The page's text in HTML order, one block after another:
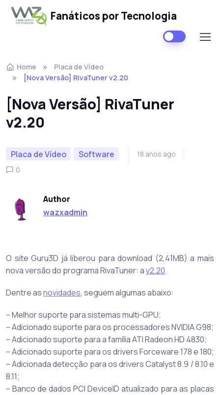
Fanáticos por Tecnologia
Home
Placa de Vídeo
[Nova Versão] RivaTuner v2.20
[Nova Versão] RivaTuner
v2.20
Placa de Vídeo Software
18 anos ago
0
Author
wazxadmin
O site Guru3D já liberou para download (2,41MB) a mais
nova versão do programa RivaTuner: av2.20.
Dentre asnovidades, seguem algumas abaixo:
– Melhor suporte para sistemas multi-GPU;
– Adicionado suporte para os processadores NVIDIA G98;
– Adicionado suporte para a família ATI Radeon HD 4830;
– Adicionado suporte para os drivers Forceware 178 e 180;
– Adicionada detecção para os drivers Catalyst 8.9 / 8.10 e
8.11;
– Banco de dados PCI DeviceID atualizado para as placas